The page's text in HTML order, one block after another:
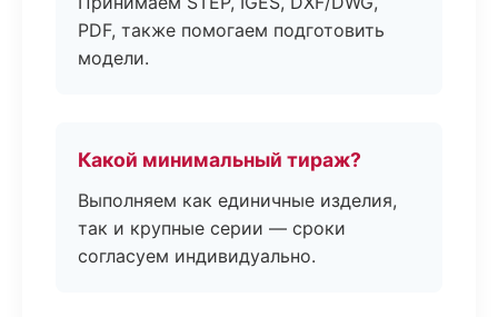
PDF, также помогаем подготовить
модели.
Какой минимальный тираж?
Выполняем как единичные изделия,
так и крупные серии — сроки
согласуем индивидуально.